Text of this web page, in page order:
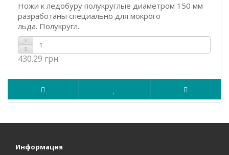
Ножи к ледобуру полукруглые диаметром 150 мм
разработаны специально для мокрого
льда. Полукругл..
430.29 грн
Информация